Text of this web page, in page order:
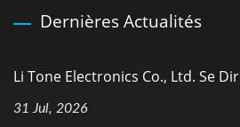
Dernières Actualités
Li Tone Electronics Co., Ltd. Se
31 Jul, 2026